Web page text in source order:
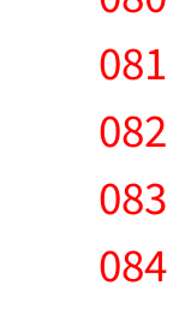
081
082
083
084